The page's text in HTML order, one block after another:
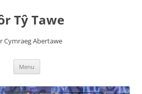
Tŷ Tawe
Cymraeg Abertawe
Menu